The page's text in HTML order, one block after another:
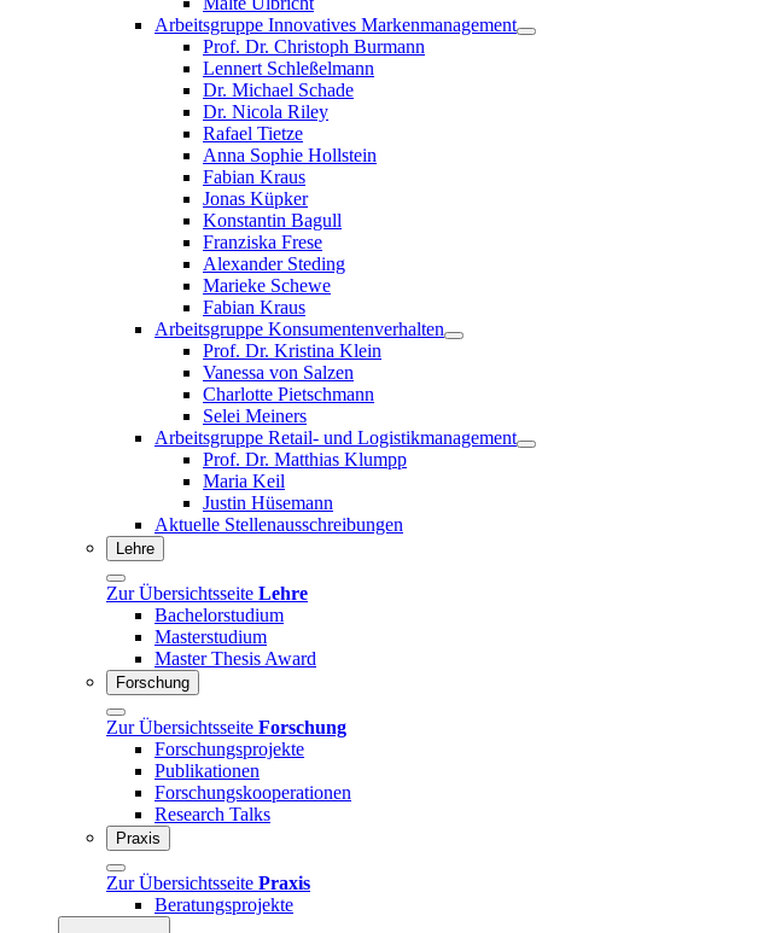
Arbeitsgruppe Innovatives Markenmanagement
Prof. Dr. Christoph Burmann
Lennert Schleßelmann
Dr. Michael Schade
Dr. Nicola Riley
Rafael Tietze
Anna Sophie Hollstein
Fabian Kraus
Jonas Küpker
Konstantin Bagull
Franziska Frese
Alexander Steding
Marieke Schewe
Fabian Kraus
Arbeitsgruppe Konsumentenverhalten
Prof. Dr. Kristina Klein
Vanessa von Salzen
Charlotte Pietschmann
Selei Meiners
Arbeitsgruppe Retail- und Logistikmanagement
Prof. Dr. Matthias Klumpp
Maria Keil
Justin Hüsemann
Aktuelle Stellenausschreibungen
Lehre
Zur Übersichtsseite Lehre
Bachelorstudium
Masterstudium
Master Thesis Award
Forschung
Zur Übersichtsseite Forschung
Forschungsprojekte
Publikationen
Forschungskooperationen
Research Talks
Praxis
Zur Übersichtsseite Praxis
Beratungsprojekte